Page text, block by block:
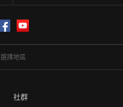
Facebook
選擇地區
社群